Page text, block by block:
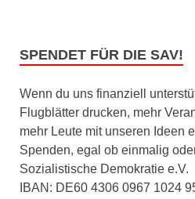
SPENDET FÜR DIE SAV!
Wenn du uns finanziell
Flugblätter drucken, mehr
mehr Leute mit unseren Ideen
Spenden, egal ob einmalig
Sozialistische Demokratie e.V.
IBAN: DE60 4306 0967 1024